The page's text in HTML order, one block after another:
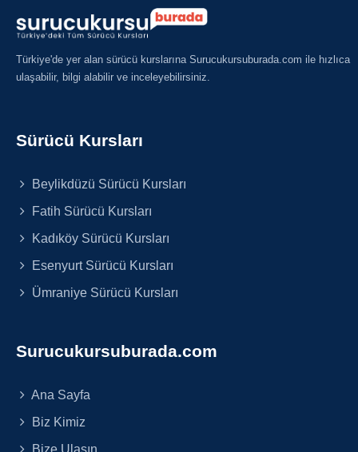
Türkiye'de yer alan sürücü kurslarına Surucukursuburada.com ile hızlıca
ulaşabilir, bilgi alabilir ve inceleyebilirsiniz.
Sürücü Kursları
Beylikdüzü Sürücü Kursları
Fatih Sürücü Kursları
Kadıköy Sürücü Kursları
Esenyurt Sürücü Kursları
Ümraniye Sürücü Kursları
Surucukursuburada.com
Ana Sayfa
Biz Kimiz
Bize Ulaşın